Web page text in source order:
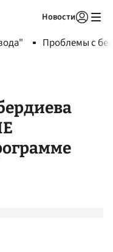
Новости
Проблемы с